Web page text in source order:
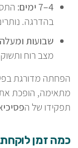
4–7 ימים:
בהדרגה.
שבועות
מצב רוח
הפחתה מדורגת
מתאימה, הופכת
תפקידו של ה
כמה זמן